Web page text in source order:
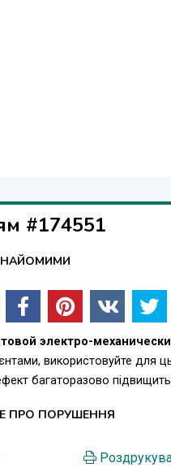
#174551
электро-
використовуйте для
багаторазово
ПРО ПОРУШЕННЯ